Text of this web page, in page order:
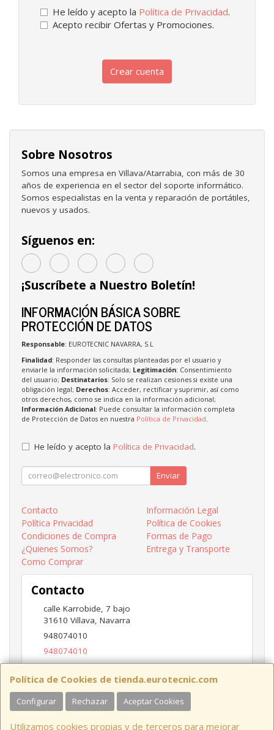
He leído y acepto la Política de Privacidad.
Acepto recibir Ofertas y Promociones.
Crear cuenta
Política de Cookies de tienda.eurotecnic.com
Configurar Rechazar Aceptar Cookies
Utilizamos cookies propias y de terceros para mejorar
Sobre Nosotros
Somos una empresa en Villava/Atarrabia, con más de 30
años de experiencia en el sector del soporte informático.
Somos especialistas en la venta y reparación de portátiles,
nuevos y usados.
Síguenos en:
¡Suscríbete a Nuestro Boletín!
INFORMACIÓN BÁSICA SOBRE
PROTECCIÓN DE DATOS
Responsable: EUROTECNIC NAVARRA, S.L
Finalidad: Responder las consultas planteadas por el usuario y
enviarle la información solicitada; Legitimación: Consentimiento
del usuario; Destinatarios: Solo se realizan cesiones si existe una
obligación legal; Derechos: Acceder, rectificar y suprimir, así como
otros derechos, como se indica en la información adicional;
Información Adicional: Puede consultar la información completa
de Protección de Datos en nuestra Política de Privacidad.
He leído y acepto la Política de Privacidad.
Enviar
Contacto
Información Legal
Política Privacidad
Política de Cookies
Condiciones de Compra
Formas de Pago
¿Quienes Somos?
Entrega y Transporte
Como Comprar
Contacto
calle Karrobide, 7 bajo
31610 Villava Navarra
948074010
948074010
ventas@eurotecnic.com
Horario
9 a 13:30Hs y 16:30 a 19Hs